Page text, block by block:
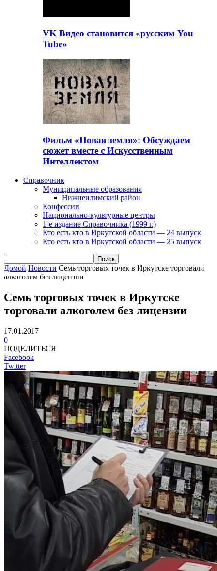
VK Видео становится «русским You
Tube»
Фильм «Новая земля»: Обсуждаем
сюжет вместе с Искусственным
Интеллектом
Справочник
Муниципальные образования
Нижнеилимский район
Конфессии
Национально-культурные центры
1-е издание Справочника (1999 г.)
Кто есть кто в Иркутской области — 24 выпуск
Кто есть кто в Иркутской области — 25 выпуск
Домой Новости Семь торговых точек в Иркутске торговали
алкоголем без лицензии
Семь торговых точек в Иркутске
торговали алкоголем без лицензии
17.01.2017
0
ПОДЕЛИТЬСЯ
Facebook
Twitter